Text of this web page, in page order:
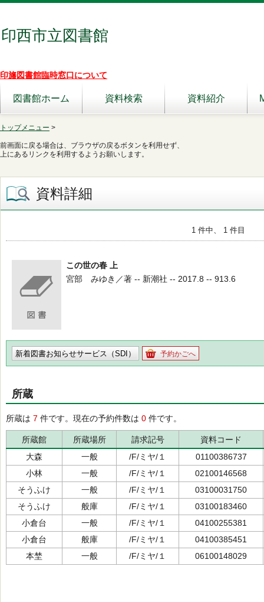
印西市立図書館
印旛図書館臨時窓口について
図書館ホーム 資料検索 資料紹介
トップメニュー >
前画面に戻る場合は、ブラウザの戻るボタンを利用せず、
上にあるリンクを利用するようお願いします。
資料詳細
1 件中、 1 件目
この世の春 上
宮部 みゆき／著 -- 新潮社 -- 2017.8 -- 913.6
新着図書お知らせサービス（SDI） 予約かごへ
所蔵
所蔵は 7 件です。現在の予約件数は 0 件です。
所蔵館 所蔵場所 請求記号
資料コード
大森
一般 /F/ミヤ/１
01100386737
小林
一般 /F/ミヤ/１
02100146568
そうふけ
一般 /F/ミヤ/１
03100031750
そうふけ
般庫 /F/ミヤ/１
03100183460
小倉台
一般 /F/ミヤ/１
04100255381
小倉台
般庫 /F/ミヤ/１
04100385451
本埜
一般 /F/ミヤ/１ 06100148029